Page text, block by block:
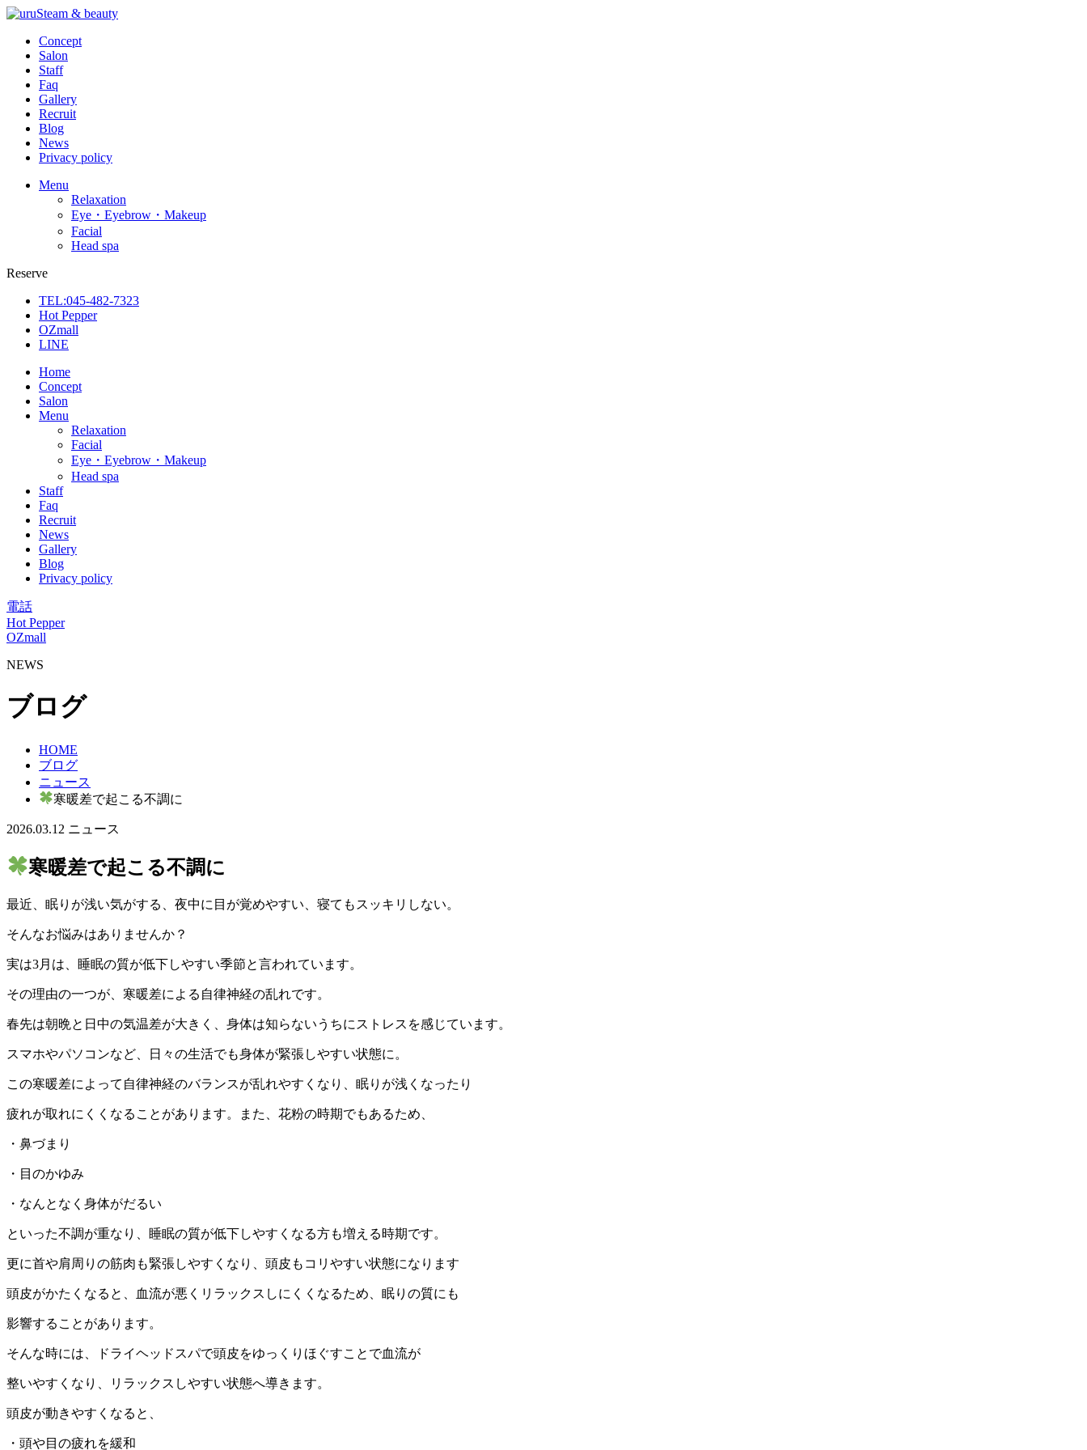
Concept
Salon
Staff
Faq
Gallery
Recruit
Blog
News
Privacy policy
Menu
Relaxation
Eye・Eyebrow・Makeup
Facial
Head spa
Reserve
TEL:045-482-7323
Hot Pepper
OZmall
LINE
Home
Concept
Salon
Menu
Relaxation
Facial
Eye・Eyebrow・Makeup
Head spa
Staff
Faq
Recruit
News
Gallery
Blog
Privacy policy
電話
Hot Pepper
OZmall
NEWS
ブログ
HOME
ブログ
ニュース
寒暖差で起こる不調に
2026.03.12 ニュース
寒暖差で起こる不調に
最近、眠りが浅い気がする、夜中に目が覚めやすい、寝てもスッキリしない。
そんなお悩みはありませんか？
実は3月は、睡眠の質が低下しやすい季節と言われています。
その理由の一つが、寒暖差による自律神経の乱れです。
春先は朝晩と日中の気温差が大きく、身体は知らないうちにストレスを感じています。
スマホやパソコンなど、日々の生活でも身体が緊張しやすい状態に。
この寒暖差によって自律神経のバランスが乱れやすくなり、眠りが浅くなったり
疲れが取れにくくなることがあります。また、花粉の時期でもあるため、
・鼻づまり
・目のかゆみ
・なんとなく身体がだるい
といった不調が重なり、睡眠の質が低下しやすくなる方も増える時期です。
更に首や肩周りの筋肉も緊張しやすくなり、頭皮もコリやすい状態になります
頭皮がかたくなると、血流が悪くリラックスしにくくなるため、眠りの質にも
影響することがあります。
そんな時には、ドライヘッドスパで頭皮をゆっくりほぐすことで血流が
整いやすくなり、リラックスしやすい状態へ導きます。
頭皮が動きやすくなると、
・頭や目の疲れを緩和